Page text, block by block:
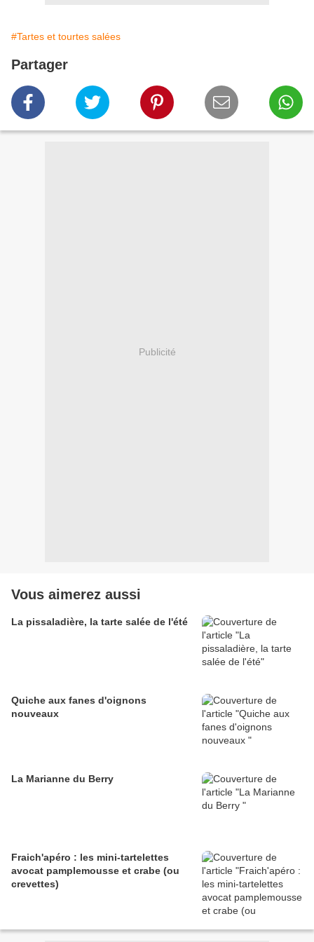
#Tartes et tourtes salées
Partager
Publicité
Vous aimerez aussi
La pissaladière, la tarte salée de l'été
Quiche aux fanes d'oignons
nouveaux
La Marianne du Berry
Fraich'apéro : les mini-tartelettes
avocat pamplemousse et crabe (ou
crevettes)